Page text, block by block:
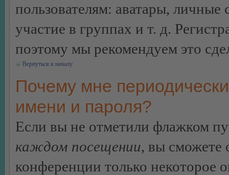
пользователям: аватары,
участие в группах и т. д.
поэтому мы рекомендуем это
Вернуться к началу
Почему мне
имени и пароля?
Если вы не отметили флажком
каждом посещении, вы сможете
конференции только некоторое